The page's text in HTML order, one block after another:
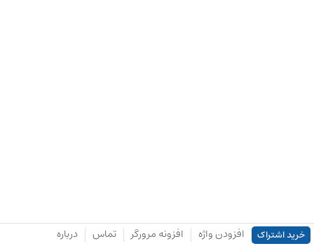
خرید اشتراک افزودن واژه افزونه مرورگر تماس درباره